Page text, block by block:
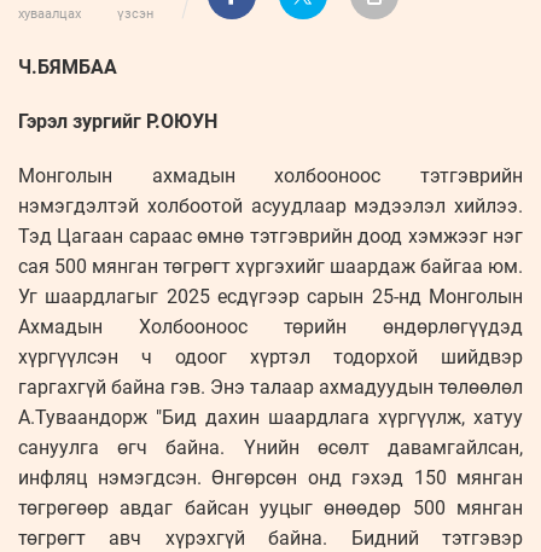
хуваалцах үзсэн
Ч.БЯМБАА
Гэрэл зургийг Р.ОЮУН
Монголын ахмадын холбооноос тэтгэврийн
нэмэгдэлтэй холбоотой асуудлаар мэдээлэл хийлээ.
Тэд Цагаан сараас өмнө тэтгэврийн доод хэмжээг нэг
сая 500 мянган төгрөгт хүргэхийг шаардаж байгаа юм.
Уг шаардлагыг 2025 есдүгээр сарын 25-нд Монголын
Ахмадын Холбооноос төрийн өндөрлөгүүдэд
хүргүүлсэн ч одоог хүртэл тодорхой шийдвэр
гаргахгүй байна гэв. Энэ талаар ахмадуудын төлөөлөл
А.Туваандорж "Бид дахин шаардлага хүргүүлж, хатуу
сануулга өгч байна. Үнийн өсөлт давамгайлсан,
инфляц нэмэгдсэн. Өнгөрсөн онд гэхэд 150 мянган
төгрөгөөр авдаг байсан ууцыг өнөөдөр 500 мянган
төгрөгт авч хүрэхгүй байна. Бидний тэтгэвэр